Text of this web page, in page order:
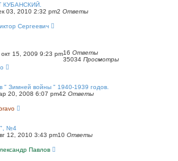
03, 2010 2:32 pm2 Ответы
Сергеевич
15, 2009 9:23 pm16 Ответы
35034 Просмотры
" Зимней войны " 1940-1939 годов.
20, 2008 6:07 pm42 Ответы
№4
12, 2010 3:43 pm10 Ответы
Павлов